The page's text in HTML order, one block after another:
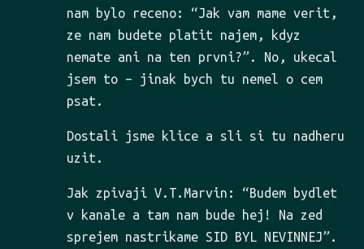
nam bylo receno: “Jak vam mame verit,
ze nam budete platit najem, kdyz
nemate ani na ten prvni?”. No, ukecal
jsem to – jinak bych tu nemel o cem
psat.
Dostali jsme klice a sli si tu nadheru
uzit.
Jak zpivaji V.T.Marvin: “Budem bydlet
v kanale a tam nam bude hej! Na zed
sprejem nastrikame SID BYL NEVINNEJ”.